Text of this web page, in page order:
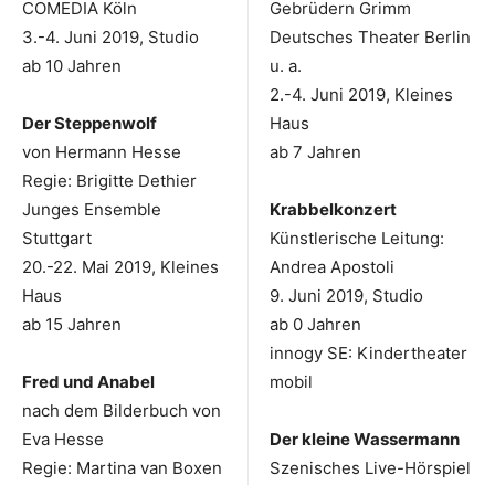
COMEDIA Köln
3.-4. Juni 2019, Studio
ab 10 Jahren
Der Steppenwolf
von Hermann Hesse
Regie: Brigitte Dethier
Junges Ensemble
Stuttgart
20.-22. Mai 2019, Kleines
Haus
ab 15 Jahren
Fred und Anabel
nach dem Bilderbuch von
Eva Hesse
Regie: Martina van Boxen
Gebrüdern Grimm
Deutsches Theater Berlin
u. a.
2.-4. Juni 2019, Kleines
Haus
ab 7 Jahren
Krabbelkonzert
Künstlerische Leitung:
Andrea Apostoli
9. Juni 2019, Studio
ab 0 Jahren
innogy SE: Kindertheater
mobil
Der kleine Wassermann
Szenisches Live-Hörspiel